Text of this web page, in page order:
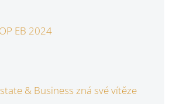
EB 2024
& Business zná své vítěze